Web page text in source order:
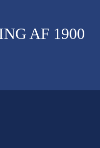
AF 1900